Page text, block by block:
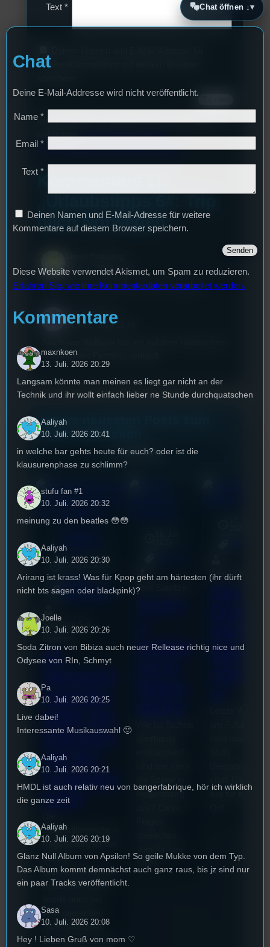
Text *
weitere Kommentare auf diesem Browser
Diese Website verwendet Akismet, um Spam zu
reduzieren.Erfahren Sie, wie Ihre
Kommentardaten verarbeitet werden.
Kommentare zu
nach Norwegen“
24. Apr.. 2024 14:43
Dieser Lorenz hört sich an wie ne Mastsau
Lisa Hartstang
24. Apr.. 2024 14:44
Frühlingsfest Fentanyl verkauft
Unsere neuesten Posts zum
Hören und Lesen
Alle Posts
[S3/E6]
Festivals ,
Interview, Kultur ,
Veranstaltungen
Sao-Mai Sol
44.
mwoche
2026: Ein
Interview
mit der
Festivalle
iterin
Stummfilmwoche in
Regensburg ist das
älteste
Stummfilmfestivals
Deutschland und
dem deutschen
Stummfilmpreis
2022 gekürt. Diesen
Tom Sawitzki
Kollekt
Regensburg
Stufu.
Bilal El Kasmi
Beerpo
Chat öffnen ↓
Chat
Deine E-Mail-Addresse wird nicht veröffentlicht.
Name *
Email *
Text *
Deinen Namen und E-Mail-Adresse für weitere
Kommentare auf diesem Browser speichern.
Diese Website verwendet Akismet, um Spam zu reduzieren.
Erfahren Sie, wie Ihre Kommentardaten verarbeitet werden.
Kommentare
maxnkoen
13. Juli. 2026 20:29
Langsam könnte man meinen es liegt gar nicht an der
Technik und ihr wollt einfach lieber ne Stunde durchquatschen
Aaliyah
10. Juli. 2026 20:41
in welche bar gehts heute für euch? oder ist die
klausurenphase zu schlimm?
stufu fan #1
10. Juli. 2026 20:32
meinung zu den beatles 😳😳
Aaliyah
10. Juli. 2026 20:30
Arirang ist krass! Was für Kpop geht am härtesten (ihr dürft
nicht bts sagen oder blackpink)?
Joelle
10. Juli. 2026 20:26
Soda Zitron von Bibiza auch neuer Rellease richtig nice und
Odysee von RIn, Schmyt
Pa
10. Juli. 2026 20:25
Live dabei!
Interessante Musikauswahl 🙂
Aaliyah
10. Juli. 2026 20:21
HMDL ist auch relativ neu von bangerfabrique, hör ich wirklich
die ganze zeit
Aaliyah
10. Juli. 2026 20:19
Glanz Null Album von Apsilon! So geile Mukke von dem Typ.
Das Album kommt demnächst auch ganz raus, bis jz sind nur
ein paar Tracks veröffentlicht.
Sasa
10. Juli. 2026 20:08
Hey ! Lieben Gruß von mom ♡